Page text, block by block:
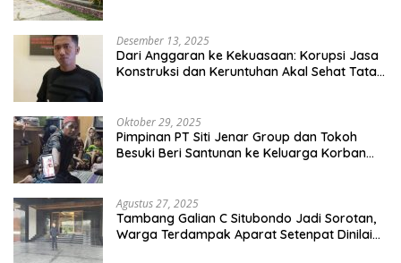
Desember 13, 2025
Dari Anggaran ke Kekuasaan: Korupsi Jasa
Konstruksi dan Keruntuhan Akal Sehat Tata
Oktober 29, 2025
Pimpinan PT Siti Jenar Group dan Tokoh
Besuki Beri Santunan ke Keluarga Korban
Agustus 27, 2025
Tambang Galian C Situbondo Jadi Sorotan,
Warga Terdampak Aparat Setenpat Dinilai